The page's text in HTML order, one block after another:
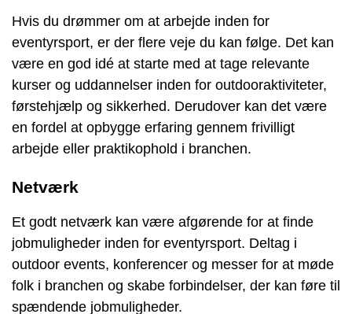
Hvis du drømmer om at arbejde inden for
eventyrsport, er der flere veje du kan følge. Det kan
være en god idé at starte med at tage relevante
kurser og uddannelser inden for outdooraktiviteter,
førstehjælp og sikkerhed. Derudover kan det være
en fordel at opbygge erfaring gennem frivilligt
arbejde eller praktikophold i branchen.
Netværk
Et godt netværk kan være afgørende for at finde
jobmuligheder inden for eventyrsport. Deltag i
outdoor events, konferencer og messer for at møde
folk i branchen og skabe forbindelser, der kan føre til
spændende jobmuligheder.